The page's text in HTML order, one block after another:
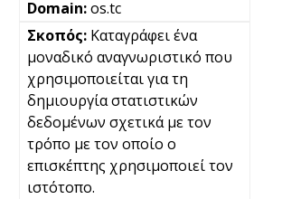
os.tc
Καταγράφει ένα
μοναδικό αναγνωριστικό που
χρησιμοποιείται για τη
δημιουργία στατιστικών
δεδομένων σχετικά με τον
τρόπο με τον οποίο ο
επισκέπτης χρησιμοποιεί τον
ιστότοπο.